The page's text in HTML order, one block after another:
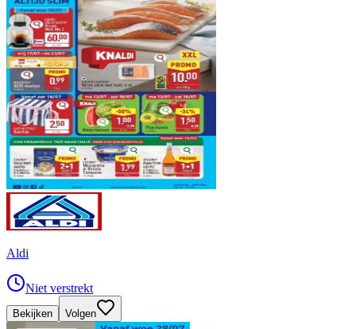
Aldi
Niet verstrekt
Bekijken Volgen